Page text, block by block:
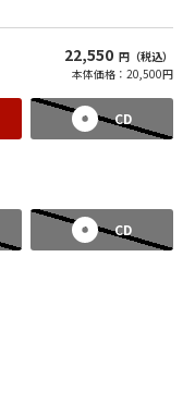
22,550 円（税込）
本体価格：20,500円
CD
CD